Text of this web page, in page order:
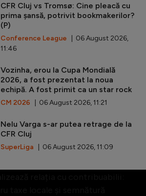
CFR Cluj vs Tromsø: Cine pleacă cu
prima șansă, potrivit bookmakerilor?
(P)
Conference League | 06 August 2026,
11:46
Vozinha, erou la Cupa Mondială
2026, a fost prezentat la noua
echipă. A fost primit ca un star rock
CM 2026 | 06 August 2026, 11:21
Nelu Varga s-ar putea retrage de la
CFR Cluj
SuperLiga | 06 August 2026, 11:09